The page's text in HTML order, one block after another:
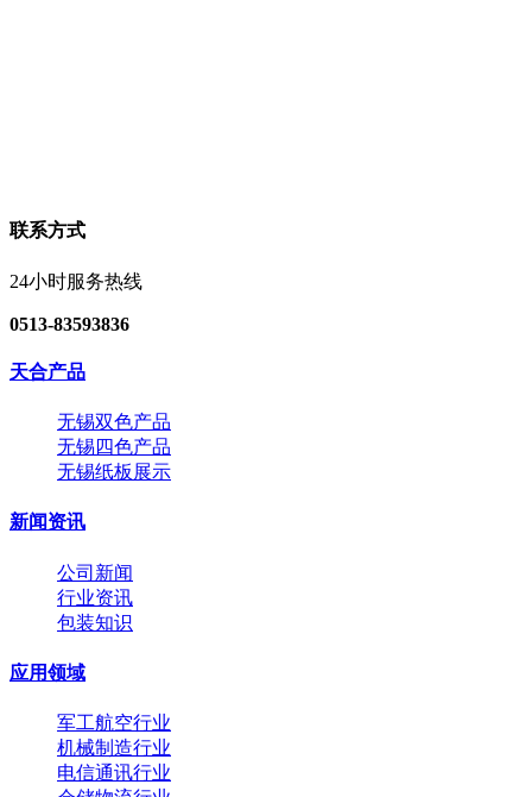
联系方式
24小时服务热线
0513-83593836
天合产品
无锡双色产品
无锡四色产品
无锡纸板展示
新闻资讯
公司新闻
行业资讯
包装知识
应用领域
军工航空行业
机械制造行业
电信通讯行业